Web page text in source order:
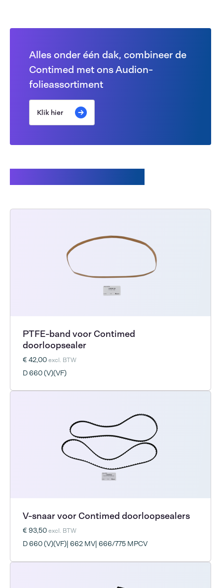
Alles onder één dak, combineer de
Contimed met ons Audion-
folieassortiment
Klik hier
PTFE-band voor Contimed
doorloopsealer
€ 42,00excl. BTW
D 660 (V)(VF)
V-snaar voor Contimed doorloopsealers
€ 93,50excl. BTW
D 660 (V)(VF)| 662 MV| 666/775 MPCV